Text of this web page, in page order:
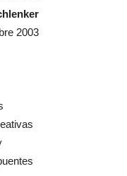
2003